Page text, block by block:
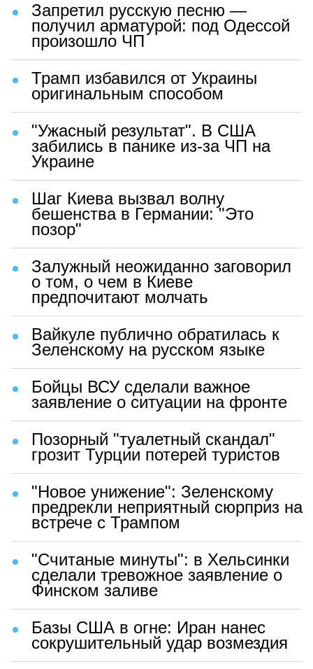
Запретил русскую песню —
получил арматурой: под Одессой
произошло ЧП
Трамп избавился от Украины
оригинальным способом
"Ужасный результат". В США
забились в панике из-за ЧП на
Украине
Шаг Киева вызвал волну
бешенства в Германии: "Это
позор"
Залужный неожиданно заговорил
о том, о чем в Киеве
предпочитают молчать
Вайкуле публично обратилась к
Зеленскому на русском языке
Бойцы ВСУ сделали важное
заявление о ситуации на фронте
Позорный "туалетный скандал"
грозит Турции потерей туристов
"Новое унижение": Зеленскому
предрекли неприятный сюрприз на
встрече с Трампом
"Считаные минуты": в Хельсинки
сделали тревожное заявление о
Финском заливе
Базы США в огне: Иран нанес
сокрушительный удар возмездия